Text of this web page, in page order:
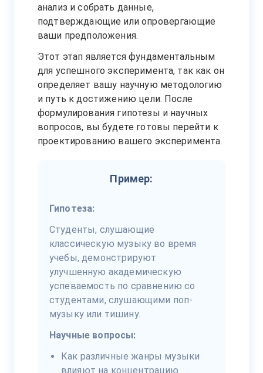
анализ и собрать данные,
подтверждающие или опровергающие
ваши предположения.
Этот этап является фундаментальным
для успешного эксперимента, так как он
определяет вашу научную методологию
и путь к достижению цели. После
формулирования гипотезы и научных
вопросов, вы будете готовы перейти к
проектированию вашего эксперимента.
Пример:
Гипотеза:
Студенты, слушающие
классическую музыку во время
учебы, демонстрируют
улучшенную академическую
успеваемость по сравнению со
студентами, слушающими поп-
музыку или тишину.
Научные вопросы:
Как различные жанры музыки
влияют на концентрацию